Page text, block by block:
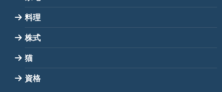
料理
株式
猫
資格